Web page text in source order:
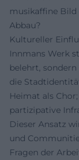
musikaffine Bild
Abbau?
Kultureller
Innmans Werk
belehrt,
die
Heimat als
partizipative
Dieser Ansatz
und
Fragen der